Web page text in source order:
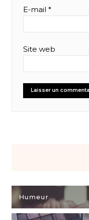
E-mail *
Site web
Humeur